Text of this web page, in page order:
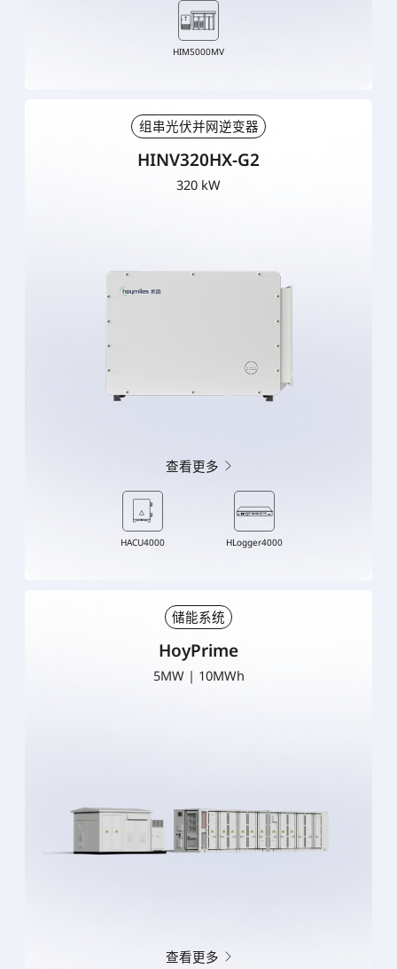
HIM5000MV
组串光伏并网逆变器
HINV320HX-G2
320 kW
查看更多
HACU4000 HLogger4000
储能系统
HoyPrime
5MW | 10MWh
查看更多